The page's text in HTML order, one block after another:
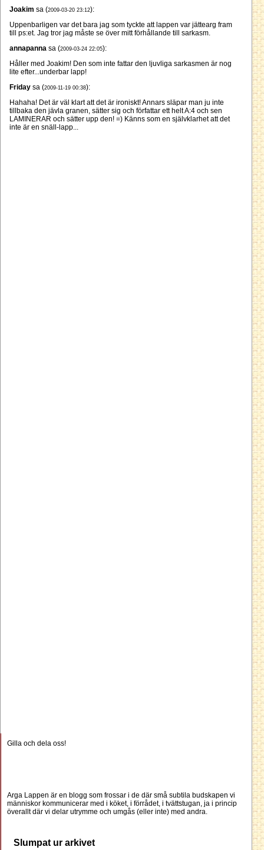
Joakim sa (2009-03-20 23:12):
Uppenbarligen var det bara jag som tyckte att lappen var jättearg fram
till ps:et. Jag tror jag måste se över mitt förhållande till sarkasm.
annapanna sa (2009-03-24 22:05):
Håller med Joakim! Den som inte fattar den ljuvliga sarkasmen är nog
lite efter...underbar lapp!
Friday sa (2009-11-19 00:38):
Hahaha! Det är väl klart att det är ironiskt! Annars släpar man ju inte
tillbaka den jävla granen, sätter sig och författar ett helt A:4 och sen
LAMINERAR och sätter upp den! =) Känns som en självklarhet att det
inte är en snäll-lapp...
Gilla och dela oss!
Arga Lappen är en blogg som frossar i de där små subtila budskapen vi
människor kommunicerar med i köket, i förrådet, i tvättstugan, ja i princip
överallt där vi delar utrymme och umgås (eller inte) med andra.
Slumpat ur arkivet